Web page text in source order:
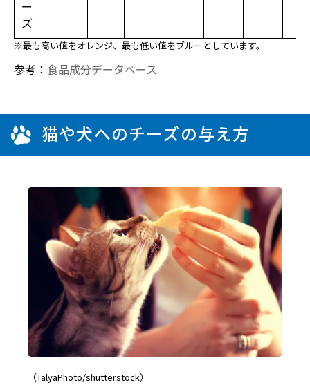
ー
ズ
※最も高い値をオレンジ、最も低い値をブルーとしています。
参考： 食品成分データベース
猫や犬へのチーズの与え方
（TalyaPhoto/shutterstock）